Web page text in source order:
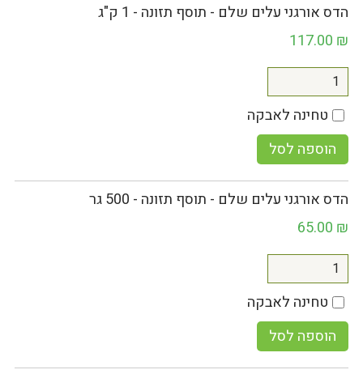
הדס אורגני עלים שלם - תוסף תזונה - 1 ק"ג
117.00 ₪
טחינה לאבקה
הוספה לסל
הדס אורגני עלים שלם - תוסף תזונה - 500 גר
65.00 ₪
טחינה לאבקה
הוספה לסל